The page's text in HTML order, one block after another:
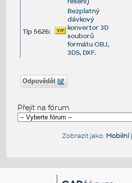
Tip 5626:
Bezplatný
dávkový
konvertor 3D
souborů
formátu OBJ,
3DS, DXF.
Odpovědět
Přejít na fórum
Zobrazit jako: Mobilní|